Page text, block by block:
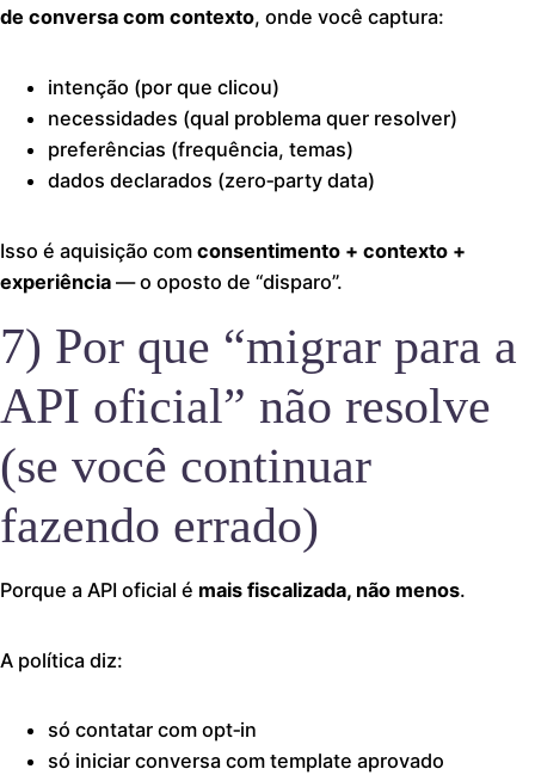
de conversa com contexto, onde você captura:
intenção (por que clicou)
necessidades (qual problema quer resolver)
preferências (frequência, temas)
dados declarados (zero‑party data)
Isso é aquisição com consentimento + contexto +
experiência — o oposto de “disparo”.
7) Por que “migrar para a
API oficial” não resolve
(se você continuar
fazendo errado)
Porque a API oficial é mais fiscalizada, não menos.
A política diz:
só contatar com opt‑in
só iniciar conversa com template aprovado